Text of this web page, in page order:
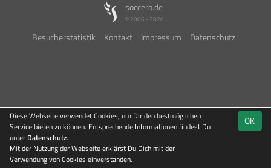
soccero.de
© 2006 - 2026
Besucherstatistik Kontakt Impressum Datenschutz
OK
Diese Webseite verwendet Cookies, um Dir den bestmöglichen
Service bieten zu können. Entsprechende Informationen findest Du
unter Datenschutz.
Mit der Nutzung der Webseite erklärst Du Dich mit der
Verwendung von Cookies einverstanden.